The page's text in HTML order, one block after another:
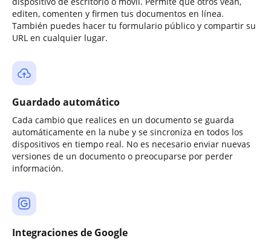
editen, comenten y firmen tus documentos en línea.
También puedes hacer tu formulario público y compartir su
URL en cualquier lugar.
Guardado automático
Cada cambio que realices en un documento se guarda
automáticamente en la nube y se sincroniza en todos los
dispositivos en tiempo real. No es necesario enviar nuevas
versiones de un documento o preocuparse por perder
información.
Integraciones de Google